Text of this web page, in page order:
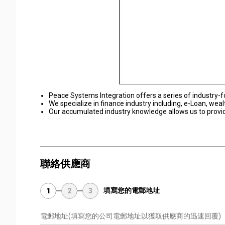
Peace Systems Integration offers a series of industry-
We specialize in finance industry including, e-Loan,
Our accumulated industry knowledge allows us to
聯絡供應商
1 2 3 填寫您的電郵地址
電郵地址(填寫您的公司電郵地址以獲取供應商的迅速回覆)